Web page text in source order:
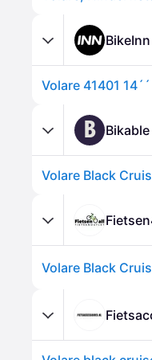
BikeInn
Volare 41401
B Bikable
Volare Black
Volare Black